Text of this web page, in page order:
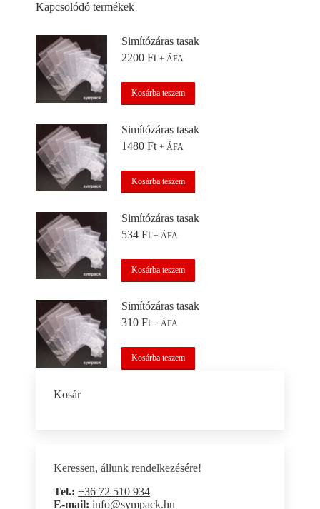
Kapcsolódó termékek
Simítózáras tasak
2200 Ft + ÁFA
Kosárba teszem
Simítózáras tasak
1480 Ft + ÁFA
Kosárba teszem
Simítózáras tasak
534 Ft + ÁFA
Kosárba teszem
Simítózáras tasak
310 Ft + ÁFA
Kosárba teszem
Kosár
Keressen, állunk rendelkezésére!
Tel.: +36 72 510 934
E-mail: info@sympack.hu